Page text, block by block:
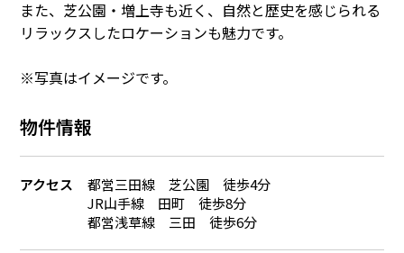
また、芝公園・増上寺も近く、自然と歴史を感じられる
リラックスしたロケーションも魅力です。
※写真はイメージです。
物件情報
アクセス
都営三田線 芝公園 徒歩4分
JR山手線 田町 徒歩8分
都営浅草線 三田 徒歩6分